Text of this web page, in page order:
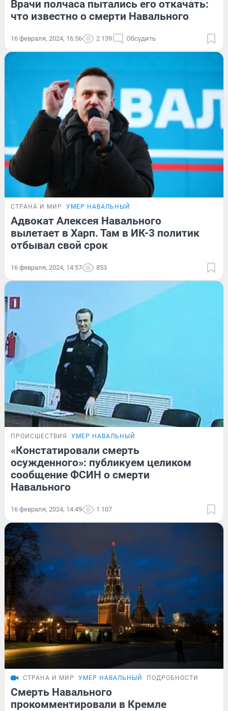
Врачи полчаса пытались его откачать:
что известно о смерти Навального
16 февраля, 2024, 16:56 2 139 Обсудить
СТРАНА И МИР УМЕР НАВАЛЬНЫЙ
Адвокат Алексея Навального
вылетает в Харп. Там в ИК-3 политик
отбывал свой срок
16 февраля, 2024, 14:57 853
ПРОИСШЕСТВИЯ УМЕР НАВАЛЬНЫЙ
«Констатировали смерть
осужденного»: публикуем целиком
сообщение ФСИН о смерти
Навального
16 февраля, 2024, 14:49 1 107
СТРАНА И МИР УМЕР НАВАЛЬНЫЙ ПОДРОБНОСТИ
Смерть Навального
прокомментировали в Кремле